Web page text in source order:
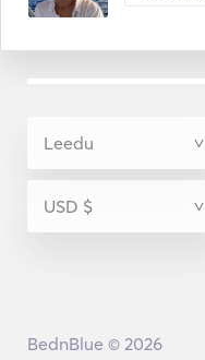
BednBlue © 2026